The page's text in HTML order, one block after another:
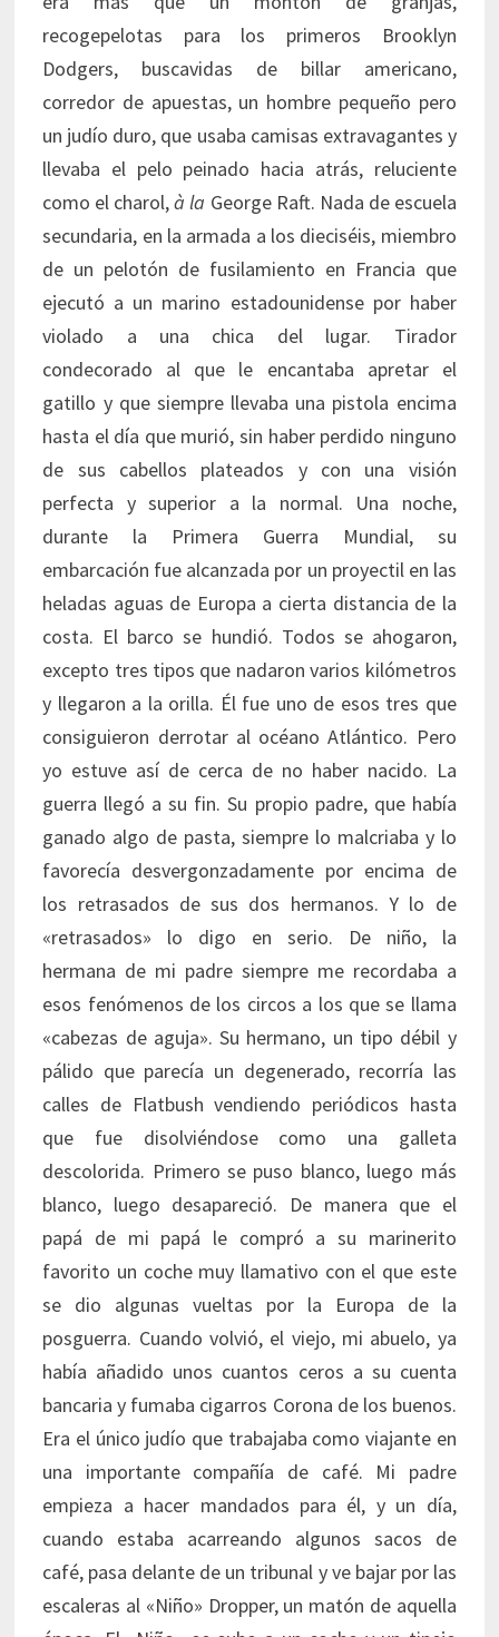
recogepelotas para los primeros Brooklyn
Dodgers, buscavidas de billar americano,
corredor de apuestas, un hombre pequeño pero
un judío duro, que usaba camisas extravagantes y
llevaba el pelo peinado hacia atrás, reluciente
como el charol,à la George Raft. Nada de escuela
secundaria, en la armada a los dieciséis, miembro
de un pelotón de fusilamiento en Francia que
ejecutó a un marino estadounidense por haber
violado a una chica del lugar. Tirador
condecorado al que le encantaba apretar el
gatillo y que siempre llevaba una pistola encima
hasta el día que murió, sin haber perdido ninguno
de sus cabellos plateados y con una visión
perfecta y superior a la normal. Una noche,
durante la Primera Guerra Mundial, su
embarcación fue alcanzada por un proyectil en las
heladas aguas de Europa a cierta distancia de la
costa. El barco se hundió. Todos se ahogaron,
excepto tres tipos que nadaron varios kilómetros
y llegaron a la orilla. Él fue uno de esos tres que
consiguieron derrotar al océano Atlántico. Pero
yo estuve así de cerca de no haber nacido. La
guerra llegó a su fin. Su propio padre, que había
ganado algo de pasta, siempre lo malcriaba y lo
favorecía desvergonzadamente por encima de
los retrasados de sus dos hermanos. Y lo de
«retrasados» lo digo en serio. De niño, la
hermana de mi padre siempre me recordaba a
esos fenómenos de los circos a los que se llama
«cabezas de aguja». Su hermano, un tipo débil y
pálido que parecía un degenerado, recorría las
calles de Flatbush vendiendo periódicos hasta
que fue disolviéndose como una galleta
descolorida. Primero se puso blanco, luego más
blanco, luego desapareció. De manera que el
papá de mi papá le compró a su marinerito
favorito un coche muy llamativo con el que este
se dio algunas vueltas por la Europa de la
posguerra. Cuando volvió, el viejo, mi abuelo, ya
había añadido unos cuantos ceros a su cuenta
bancaria y fumaba cigarros Corona de los buenos.
Era el único judío que trabajaba como viajante en
una importante compañía de café. Mi padre
empieza a hacer mandados para él, y un día,
cuando estaba acarreando algunos sacos de
café, pasa delante de un tribunal y ve bajar por las
escaleras al «Niño» Dropper, un matón de aquella